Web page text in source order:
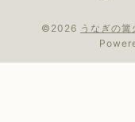
©2026 うなぎの篝